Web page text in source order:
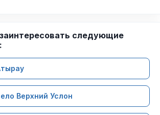
следующие
Верхний Услон